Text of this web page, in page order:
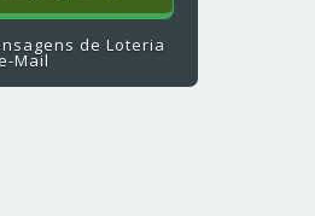
de Loteria
Mail